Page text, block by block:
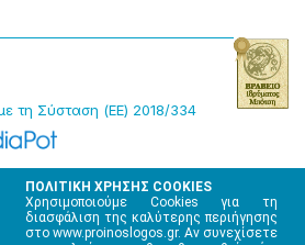
ΠΟΛΙΤΙΚΗ ΧΡΗΣΗΣ COOKIES
Χρησιμοποιούμε Cookies για τη
διασφάλιση της καλύτερης περιήγησης
στο www.proinoslogos.gr. Αν συνεχίσετε
τη Σύσταση (ΕΕ) 2018/334
Πɩστοποίησης Μ.Η.Τ. 220242